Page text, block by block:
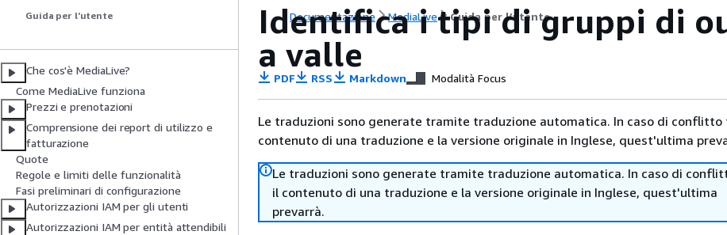
Guida per l’utente
Che cos'è MediaLive?
Come MediaLive funziona
Prezzi e prenotazioni
Comprensione dei report di utilizzo e
fatturazione
Quote
Regole e limiti delle funzionalità
Fasi preliminari di configurazione
Autorizzazioni IAM per gli utenti
Autorizzazioni IAM per entità attendibili
Documentazione MediaLive Guida per l’utente
Identifica i tipi di gruppi di
a valle
PDF RSS Markdown Modalità Focus
Le traduzioni sono generate tramite traduzione automatica. In caso di conflitto
contenuto di una traduzione e la versione originale in Inglese, quest'ultima
Le traduzioni sono generate tramite traduzione automatica. In caso di
il contenuto di una traduzione e la versione originale in Inglese, quest'ultima
prevarrà.